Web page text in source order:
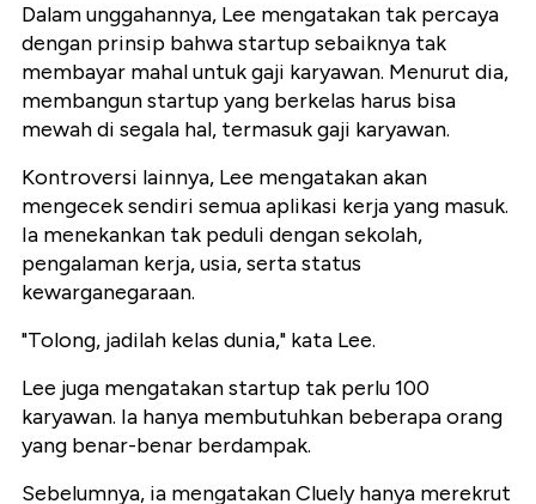
Dalam unggahannya, Lee mengatakan tak percaya
dengan prinsip bahwa startup sebaiknya tak
membayar mahal untuk gaji karyawan. Menurut dia,
membangun startup yang berkelas harus bisa
mewah di segala hal, termasuk gaji karyawan.
Kontroversi lainnya, Lee mengatakan akan
mengecek sendiri semua aplikasi kerja yang masuk.
Ia menekankan tak peduli dengan sekolah,
pengalaman kerja, usia, serta status
kewarganegaraan.
"Tolong, jadilah kelas dunia," kata Lee.
Lee juga mengatakan startup tak perlu 100
karyawan. Ia hanya membutuhkan beberapa orang
yang benar-benar berdampak.
Sebelumnya, ia mengatakan Cluely hanya merekrut